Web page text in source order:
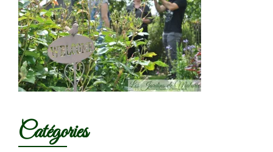
Catégories